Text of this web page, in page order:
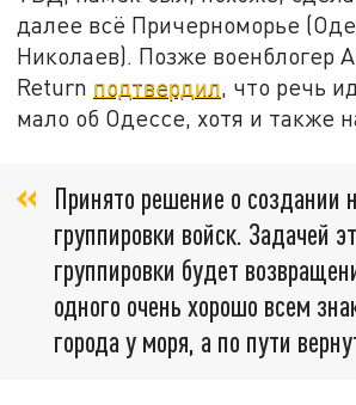
далее всё Причерноморье
Николаев). Позже военблогер
Return подтвердил, что речь
мало об Одессе, хотя и также
Принято решение о создании
группировки войск. Задачей
группировки будет
одного очень хорошо всем
города у моря, а по пути